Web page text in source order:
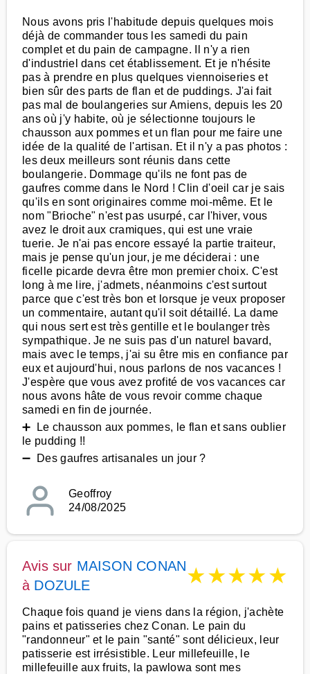
Nous avons pris l'habitude depuis quelques mois
déjà de commander tous les samedi du pain
complet et du pain de campagne. Il n'y a rien
d'industriel dans cet établissement. Et je n'hésite
pas à prendre en plus quelques viennoiseries et
bien sûr des parts de flan et de puddings. J'ai fait
pas mal de boulangeries sur Amiens, depuis les 20
ans où j'y habite, où je sélectionne toujours le
chausson aux pommes et un flan pour me faire une
idée de la qualité de l'artisan. Et il n'y a pas photos :
les deux meilleurs sont réunis dans cette
boulangerie. Dommage qu'ils ne font pas de
gaufres comme dans le Nord ! Clin d'oeil car je sais
qu'ils en sont originaires comme moi-même. Et le
nom "Brioche" n'est pas usurpé, car l'hiver, vous
avez le droit aux cramiques, qui est une vraie
tuerie. Je n'ai pas encore essayé la partie traiteur,
mais je pense qu'un jour, je me déciderai : une
ficelle picarde devra être mon premier choix. C'est
long à me lire, j'admets, néanmoins c'est surtout
parce que c'est très bon et lorsque je veux proposer
un commentaire, autant qu'il soit détaillé. La dame
qui nous sert est très gentille et le boulanger très
sympathique. Je ne suis pas d'un naturel bavard,
mais avec le temps, j'ai su être mis en confiance par
eux et aujourd'hui, nous parlons de nos vacances !
J'espère que vous avez profité de vos vacances car
nous avons hâte de vous revoir comme chaque
samedi en fin de journée.
➕ Le chausson aux pommes, le flan et sans oublier
le pudding !!
➖ Des gaufres artisanales un jour ?
Geoffroy
24/08/2025
Avis sur MAISON CONAN
à DOZULE ★★★★★
Chaque fois quand je viens dans la région, j'achète
pains et patisseries chez Conan. Le pain du
"randonneur" et le pain "santé" sont délicieux, leur
patisserie est irrésistible. Leur millefeuille, le
millefeuille aux fruits, la pawlowa sont mes